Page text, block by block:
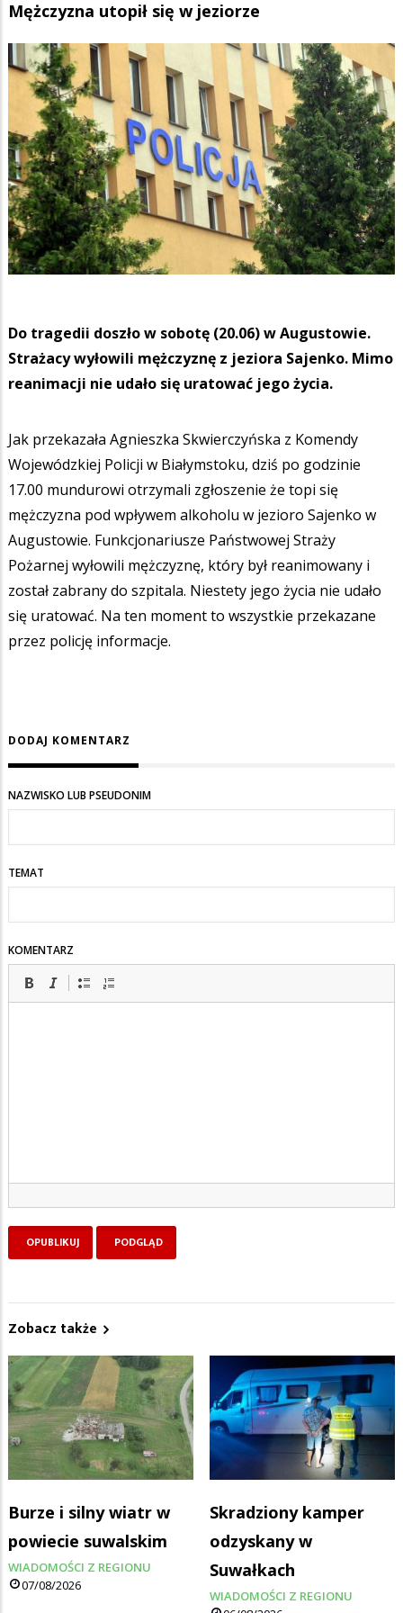
Mężczyzna utopił się w jeziorze
Do tragedii doszło w sobotę (20.06) w Augustowie.
Strażacy wyłowili mężczyznę z jeziora Sajenko. Mimo
reanimacji nie udało się uratować jego życia.
Jak przekazała Agnieszka Skwierczyńska z Komendy
Wojewódzkiej Policji w Białymstoku, dziś po godzinie
17.00 mundurowi otrzymali zgłoszenie że topi się
mężczyzna pod wpływem alkoholu w jezioro Sajenko w
Augustowie. Funkcjonariusze Państwowej Straży
Pożarnej wyłowili mężczyznę, który był reanimowany i
został zabrany do szpitala. Niestety jego życia nie udało
się uratować. Na ten moment to wszystkie przekazane
przez policję informacje.
DODAJ KOMENTARZ
NAZWISKO LUB PSEUDONIM
TEMAT
KOMENTARZ
Zobacz także
Burze i silny wiatr w
powiecie suwalskim
WIADOMOŚCI Z REGIONU
07/08/2026
Skradziony kamper
odzyskany w
Suwałkach
WIADOMOŚCI Z REGIONU